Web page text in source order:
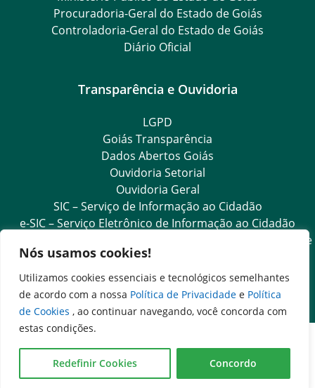
Nós usamos cookies!
Utilizamos cookies essenciais e tecnológicos semelhantes
de acordo com a nossa Política de Privacidade e Política
de Cookies , ao continuar navegando, você concorda com
estas condições.
Redefinir Cookies Concordo
Procuradoria-Geral do Estado de Goiás
Controladoria-Geral do Estado de Goiás
Diário Oficial
Transparência e Ouvidoria
LGPD
Goiás Transparência
Dados Abertos Goiás
Ouvidoria Setorial
Ouvidoria Geral
SIC – Serviço de Informação ao Cidadão
e-SIC – Serviço Eletrônico de Informação ao Cidadão
Acesso às Informações das Organizações Sociais de Saúde
e Sociedade Civil
Ouvidoria Setorial (Expresso)
Ouvidoria Setorial (Presencial)